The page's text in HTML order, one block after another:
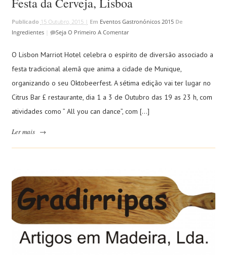
Publicado 15 Outubro, 2015 | Em Eventos Gastronónicos 2015 De
Ingredientes| Seja O Primeiro A Comentar
O Lisbon Marriot Hotel celebra o espírito de diversão associado a
festa tradicional alemã que anima a cidade de Munique,
organizando o seu Oktobeerfest. A sétima edição vai ter lugar no
Citrus Bar £ restaurante, dia 1 a 3 de Outubro das 19 as 23 h, com
atividades como ” All you can dance”, com […]
Ler mais →